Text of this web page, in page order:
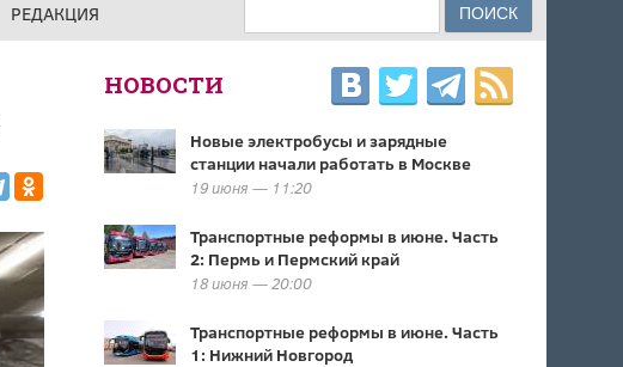
РЕДАКЦИЯ ФОРМА ПОИСКА
НОВОСТИ
Новые электробусы и зарядные
станции начали работать в Москве
19 июня — 11:20
Транспортные реформы в июне. Часть
2: Пермь и Пермский край
18 июня — 20:00
Транспортные реформы в июне. Часть
1: Нижний Новгород